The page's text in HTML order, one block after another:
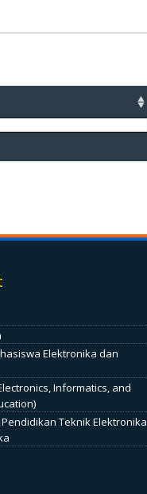
Elektronika dan
Informatics, and
Teknik Elektronika